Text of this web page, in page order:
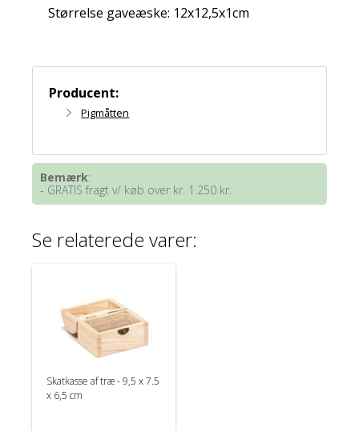
Størrelse gaveæske: 12x12,5x1cm
Producent:
Pigmåtten
Bemærk:
- GRATIS fragt v/ køb over kr. 1.250 kr.
Se relaterede varer:
Skatkasse af træ - 9,5 x 7.5
x 6,5 cm